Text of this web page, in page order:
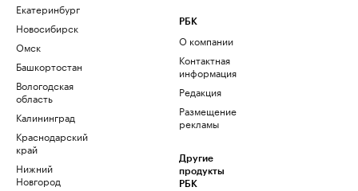
Екатеринбург
Новосибирск
Омск
Башкортостан
Вологодская
область
Калининград
Краснодарский
край
Нижний
Новгород
РБК
О компании
Контактная
информация
Редакция
Размещение
рекламы
Другие
продукты
РБК